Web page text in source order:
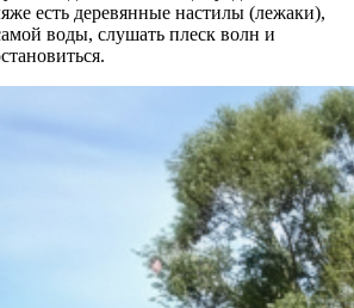
есть деревянные настилы (лежаки),
воды, слушать плеск волн и